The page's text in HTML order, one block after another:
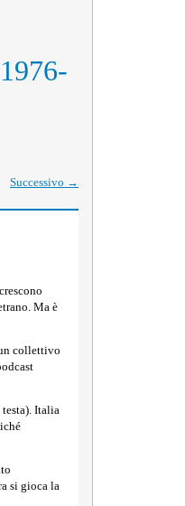
Successivo →
Ma è
collettivo
Italia
si gioca la